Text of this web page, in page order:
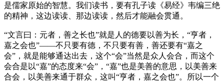
是儒家原始的智慧。我们读书，要有孔子读《易经》韦编三绝
的精神，这边读读、那边读读，然后才能融会贯通。
“文言曰：元者，善之长也”就是人的德要以善为长，“亨者，
嘉之会也”——不只要有德，不只要有善，善还要有“嘉之
会”，就是能够通达出去，这个“会”当然是众人会合，而这个
会合是以“嘉”的态度来“会”，“嘉”也是美善的意思，以美善来
合会，以美善来通于群众，这叫“亨者，嘉之会也”。所以一个